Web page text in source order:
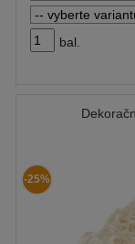
bal.
-25%